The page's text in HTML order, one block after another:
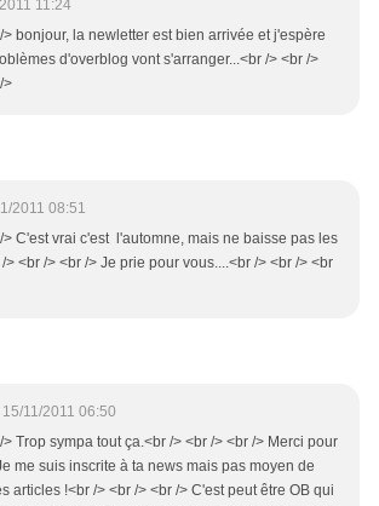
11:24
> bonjour, la newletter est bien arrivée et j'espère
d'overblog vont s'arranger...<br /> <br />
>
2011 08:51
> C'est vrai c'est l'automne, mais ne baisse pas les
> <br /> <br /> Je prie pour vous....<br /> <br /> <br
15/11/2011 06:50
> Trop sympa tout ça.<br /> <br /> <br /> Merci pour
me suis inscrite à ta news mais pas moyen de
articles !<br /> <br /> <br /> C'est peut être OB qui